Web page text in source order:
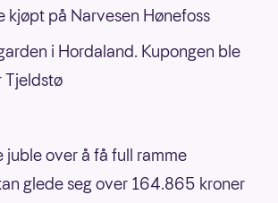
kjøpt på Narvesen Hønefoss
i Hordaland. Kupongen ble
Tjeldstø
juble over å få full ramme
glede seg over 164.865 kroner